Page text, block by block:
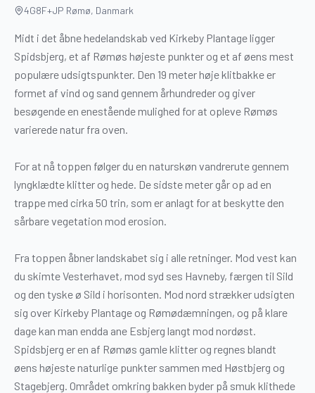
4G8F+JP Rømø, Danmark
Midt i det åbne hedelandskab ved Kirkeby Plantage ligger
Spidsbjerg, et af Rømøs højeste punkter og et af øens mest
populære udsigtspunkter. Den 19 meter høje klitbakke er
formet af vind og sand gennem århundreder og giver
besøgende en enestående mulighed for at opleve Rømøs
varierede natur fra oven.
For at nå toppen følger du en naturskøn vandrerute gennem
lyngklædte klitter og hede. De sidste meter går op ad en
trappe med cirka 50 trin, som er anlagt for at beskytte den
sårbare vegetation mod erosion.
Fra toppen åbner landskabet sig i alle retninger. Mod vest kan
du skimte Vesterhavet, mod syd ses Havneby, færgen til Sild
og den tyske ø Sild i horisonten. Mod nord strækker udsigten
sig over Kirkeby Plantage og Rømødæmningen, og på klare
dage kan man endda ane Esbjerg langt mod nordøst.
Spidsbjerg er en af Rømøs gamle klitter og regnes blandt
øens højeste naturlige punkter sammen med Høstbjerg og
Stagebjerg. Området omkring bakken byder på smuk klithede